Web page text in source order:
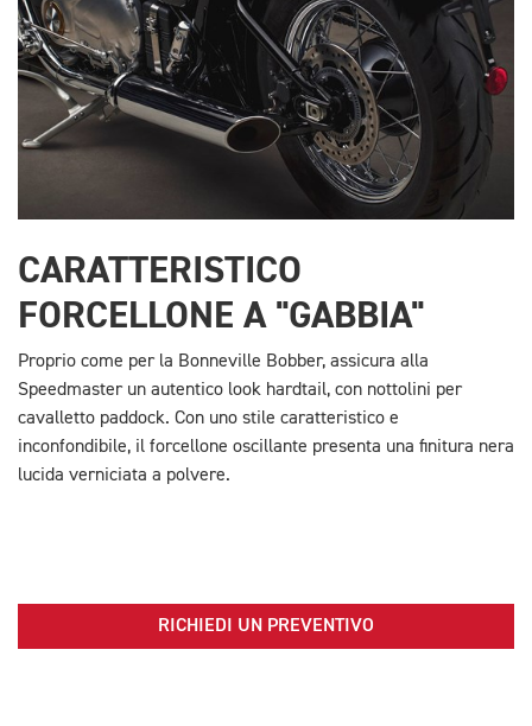
CARATTERISTICO
FORCELLONE A "GABBIA"
Proprio come per la Bonneville Bobber, assicura alla
Speedmaster un autentico look hardtail, con nottolini per
cavalletto paddock. Con uno stile caratteristico e
inconfondibile, il forcellone oscillante presenta una finitura nera
lucida verniciata a polvere.
RICHIEDI UN PREVENTIVO